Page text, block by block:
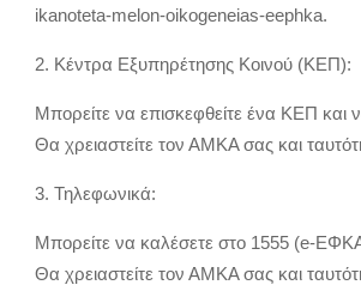
ikanoteta-melon-oikogeneias-eephka.
2. Κέντρα Εξυπηρέτησης Κοινού (ΚΕΠ):
Μπορείτε να επισκεφθείτε ένα ΚΕΠ και
Θα χρειαστείτε τον ΑΜΚΑ σας και
3. Τηλεφωνικά:
Μπορείτε να καλέσετε στο 1555 (e-
Θα χρειαστείτε τον ΑΜΚΑ σας και